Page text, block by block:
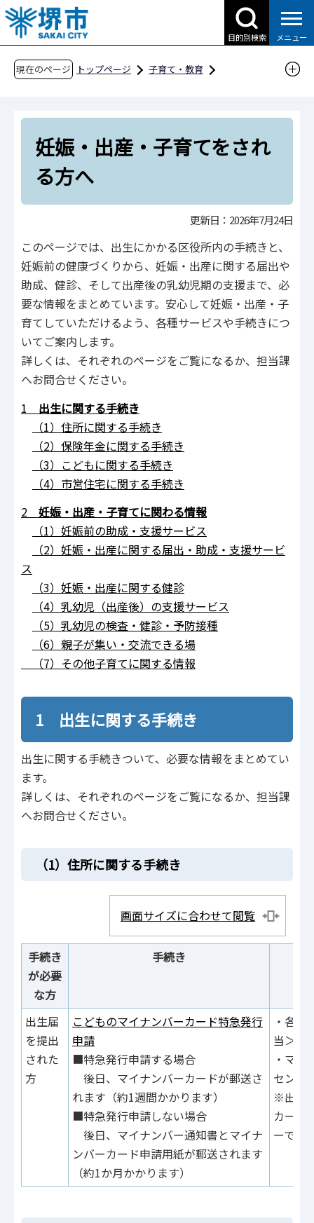
こ
の
ペ
目的別検索 メニュー
現在のページ トップページ
子育て・教育
妊娠・出産・乳幼児
妊娠・出産・子育てをされる方へ
妊娠・出産・子育てをされ
る方へ
更新日：2026年7月24日
このページでは、出生にかかる区役所内の手続きと、
妊娠前の健康づくりから、妊娠・出産に関する届出や
助成、健診、そして出産後の乳幼児期の支援まで、必
要な情報をまとめています。安心して妊娠・出産・子
育てしていただけるよう、各種サービスや手続きにつ
いてご案内します。
詳しくは、それぞれのページをご覧になるか、担当課
へお問合せください。
1 出生に関する手続き
（1）住所に関する手続き
（2）保険年金に関する手続き
（3）こどもに関する手続き
（4）市営住宅に関する手続き
2 妊娠‧出産‧⼦育てに関わる情報
（1） 妊娠前の助成・支援サービス
（2）妊娠・出産に関する届出・助成・支援サービ
ス
（3） 妊娠・出産に関する健診
（4）乳幼児（出産後）の支援サービス
（5） 乳幼児の検査・健診・予防接種
（6）親子が集い・交流できる場
（7）その他子育てに関する情報
1 出生に関する手続き
出生に関する手続きついて、必要な情報をまとめてい
ます。
詳しくは、それぞれのページをご覧になるか、担当課
へお問合せください。
（1）住所に関する手続き
画面サイズに合わせて閲覧
手続き
が必要
な方
手続き
出生届
を提出
された
方
こどものマイナンバーカード特急発行
申請
■特急発行申請する場合
後日、マイナンバーカードが郵送さ
れます（約1週間かかります）
■特急発行申請しない場合
後日、マイナンバー通知書とマイナ
ンバーカード申請用紙が郵送されます
（約1か月かかります）
・各
当＞
・マイ
センタ
※出生
カード
ーでは